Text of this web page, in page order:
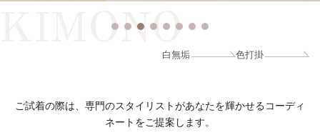
KIMONO
白無垢 色打掛
ご試着の際は、専門のスタイリストがあなたを輝かせるコーディ
ネートをご提案します。